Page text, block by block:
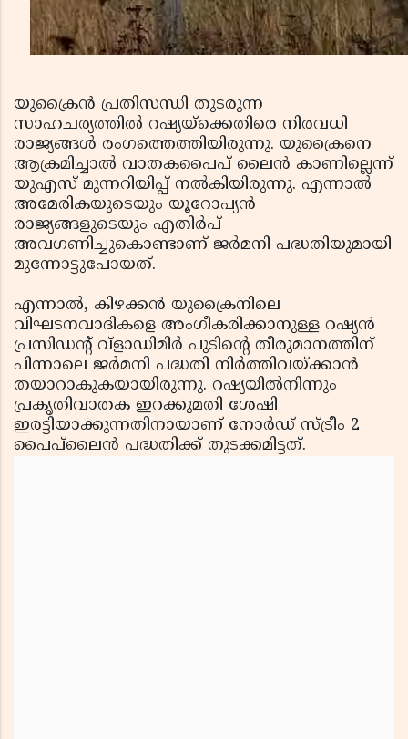
യുക്രൈന്‍ പ്രതിസന്ധി തുടരുന്ന
സാഹചര്യത്തില്‍ റഷ്യയ്‌ക്കെതിരെ നിരവധി
രാജ്യങ്ങള്‍ രംഗത്തെത്തിയിരുന്നു. യുക്രൈനെ
ആക്രമിച്ചാല്‍ വാതകപൈപ് ലൈന്‍ കാണില്ലെന്ന്
യുഎസ് മുന്നറിയിപ്പ് നല്‍കിയിരുന്നു. എന്നാല്‍
അമേരികയുടെയും യൂറോപ്യന്‍
രാജ്യങ്ങളുടെയും എതിര്‍പ്
അവഗണിച്ചുകൊണ്ടാണ് ജര്‍മനി പദ്ധതിയുമായി
മുന്നോട്ടുപോയത്.
എന്നാല്‍, കിഴക്കന്‍ യുക്രൈനിലെ
വിഘടനവാദികളെ അംഗീകരിക്കാനുള്ള റഷ്യന്‍
പ്രസിഡന്റ് വ്‌ളാഡിമിര്‍ പുടിന്റെ തീരുമാനത്തിന്
പിന്നാലെ ജര്‍മനി പദ്ധതി നിര്‍ത്തിവയ്ക്കാന്‍
തയാറാകുകയായിരുന്നു. റഷ്യയില്‍നിന്നും
പ്രകൃതിവാതക ഇറക്കുമതി ശേഷി
ഇരട്ടിയാക്കുന്നതിനായാണ് നോര്‍ഡ് സ്ട്രീം 2
പൈപ്‌ലൈന്‍ പദ്ധതിക്ക് തുടക്കമിട്ടത്.